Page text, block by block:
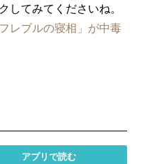
してみてくださいね。
レブルの寝相」が中毒
アプリで読む